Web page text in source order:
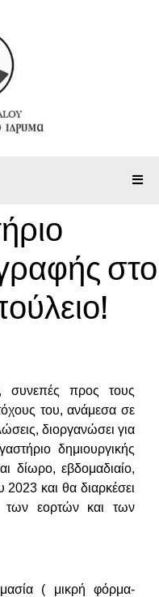
στο
συνεπές προς τους
του, ανάμεσα σε
διοργανώσει για
δημιουργικής
δίωρο, εβδομαδιαίο,
2023 και θα διαρκέσει
των εορτών και των
( μικρή φόρμα-